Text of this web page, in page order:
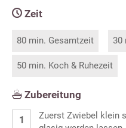
Zeit
80 min. Gesamtzeit 30
50 min. Koch & Ruhezeit
Zubereitung
Zuerst Zwiebel klein